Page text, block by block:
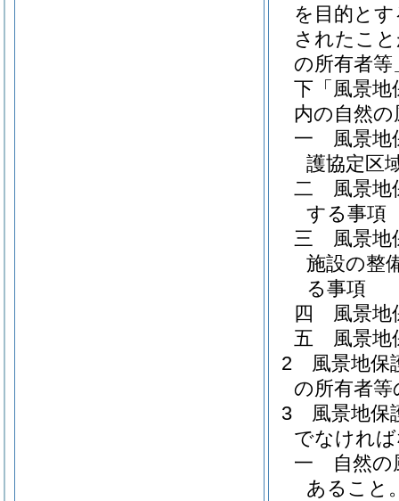
を目的と
されたこ
の所有者
下「風景地
内の自然
一
風景
護協定区
二
風景
する事項
三
風景
施設の整
る事項
四
風景地
五
風景
2
風景地保
の所有者
3
風景地保
でなけれ
一
自然
あること